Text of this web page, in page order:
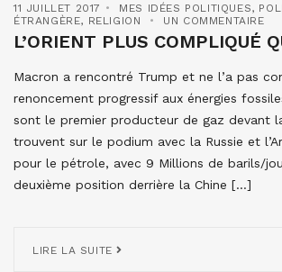
11 JUILLET 2017 MES IDÉES POLITIQUES,
ÉTRANGÈRE, RELIGION UN COMMENTAIRE
L’ORIENT PLUS COMPLIQUÉ
Macron a rencontré Trump et ne l’a pas
renoncement progressif aux énergies
sont le premier producteur de gaz devant
trouvent sur le podium avec la Russie et
pour le pétrole, avec 9 Millions de barils/
deuxième position derrière la Chine […]
LIRE LA SUITE